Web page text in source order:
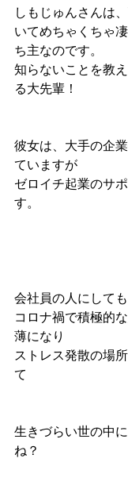
しもじゅんさんは
いてめちゃくちゃ
ち主なのです。
知らないことを教
る大先輩！
彼女は、大手の企
ていますが
ゼロイチ起業のサ
す。
会社員の人にして
コロナ禍で積極的
薄になり
ストレス発散の場
て
生きづらい世の中
ね？